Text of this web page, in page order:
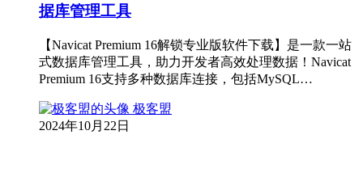
据库管理工具
【Navicat Premium 16解锁专业版软件下载】是一款一站
式数据库管理工具，助力开发者高效处理数据！Navicat
Premium 16支持多种数据库连接，包括MySQL…
极客盟
2024年10月22日